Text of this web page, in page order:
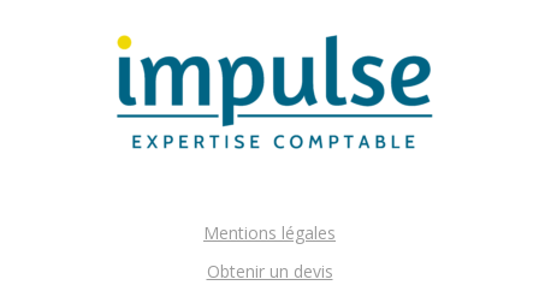
Mentions légales
Obtenir un devis